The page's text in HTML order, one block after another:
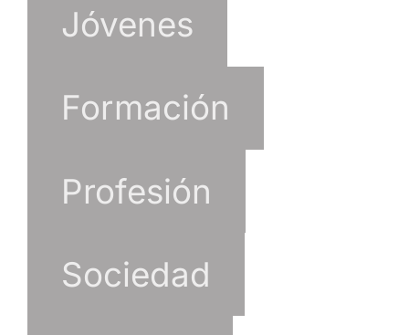
Jóvenes
Formación
Profesión
Sociedad